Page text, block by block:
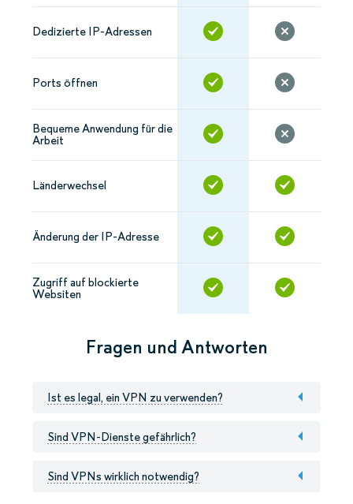
Dedizierte IP-Adressen
Ports öffnen
Bequeme Anwendung für die
Arbeit
Länderwechsel
Änderung der IP-Adresse
Zugriff auf blockierte
Websiten
Fragen und Antworten
Ist es legal, ein VPN zu verwenden?
Sind VPN-Dienste gefährlich?
Sind VPNs wirklich notwendig?